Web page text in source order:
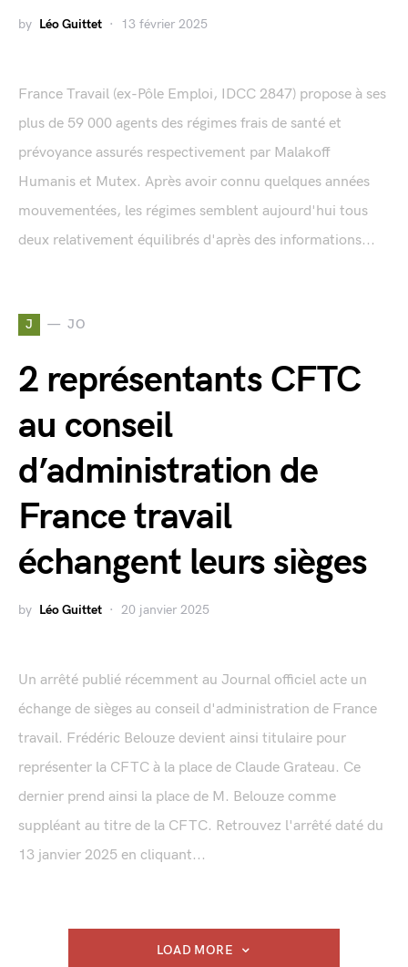
by Léo Guittet 13 février 2025
France Travail (ex-Pôle Emploi, IDCC 2847) propose à ses
plus de 59 000 agents des régimes frais de santé et
prévoyance assurés respectivement par Malakoff
Humanis et Mutex. Après avoir connu quelques années
mouvementées, les régimes semblent aujourd'hui tous
deux relativement équilibrés d'après des informations...
J JO
2 représentants CFTC
au conseil
d’administration de
France travail
échangent leurs sièges
by Léo Guittet 20 janvier 2025
Un arrêté publié récemment au Journal officiel acte un
échange de sièges au conseil d'administration de France
travail. Frédéric Belouze devient ainsi titulaire pour
représenter la CFTC à la place de Claude Grateau. Ce
dernier prend ainsi la place de M. Belouze comme
suppléant au titre de la CFTC. Retrouvez l'arrêté daté du
13 janvier 2025 en cliquant...
LOAD MORE